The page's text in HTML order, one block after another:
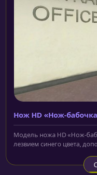
Нож HD «Нож-
Модель ножа HD «Нож-
лезвием синего цвета,